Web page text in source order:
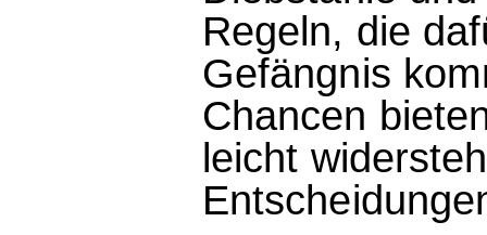
Regeln, die
Gefängnis
Chancen
leicht